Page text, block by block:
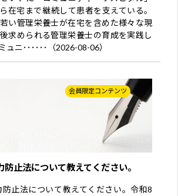
在宅まで継続して患者を支えている。
い管理栄養士が在宅を含めた様々な現
求められる管理栄養士の育成を実践し
ニ･･････（2026-08-06）
会員限定コンテンツ
防止法について教えてください。
止法について教えてください。令和8